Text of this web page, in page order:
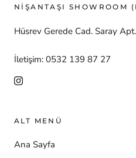
NİŞANTAŞI SHOWROOM
Hüsrev Gerede Cad. Saray
İletişim: 0532 139 87 27
ALT MENÜ
Ana Sayfa